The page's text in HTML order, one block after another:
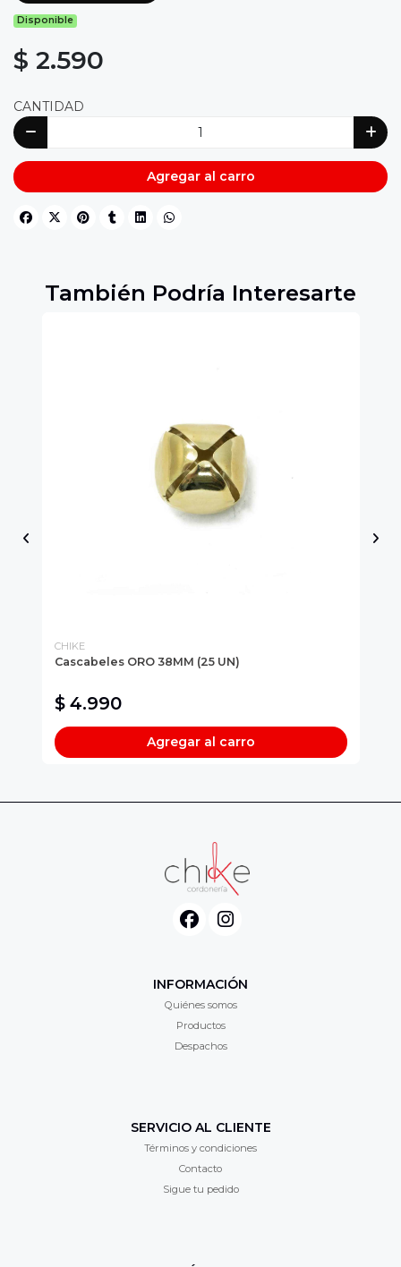
Disponible
$ 2.590
CANTIDAD
Agregar al carro
También Podría Interesarte
CHIKE
Cascabeles ORO 38MM (25 UN)
$ 4.990
Agregar al carro
INFORMACIÓN
Quiénes somos
Productos
Despachos
SERVICIO AL CLIENTE
Términos y condiciones
Contacto
Sigue tu pedido